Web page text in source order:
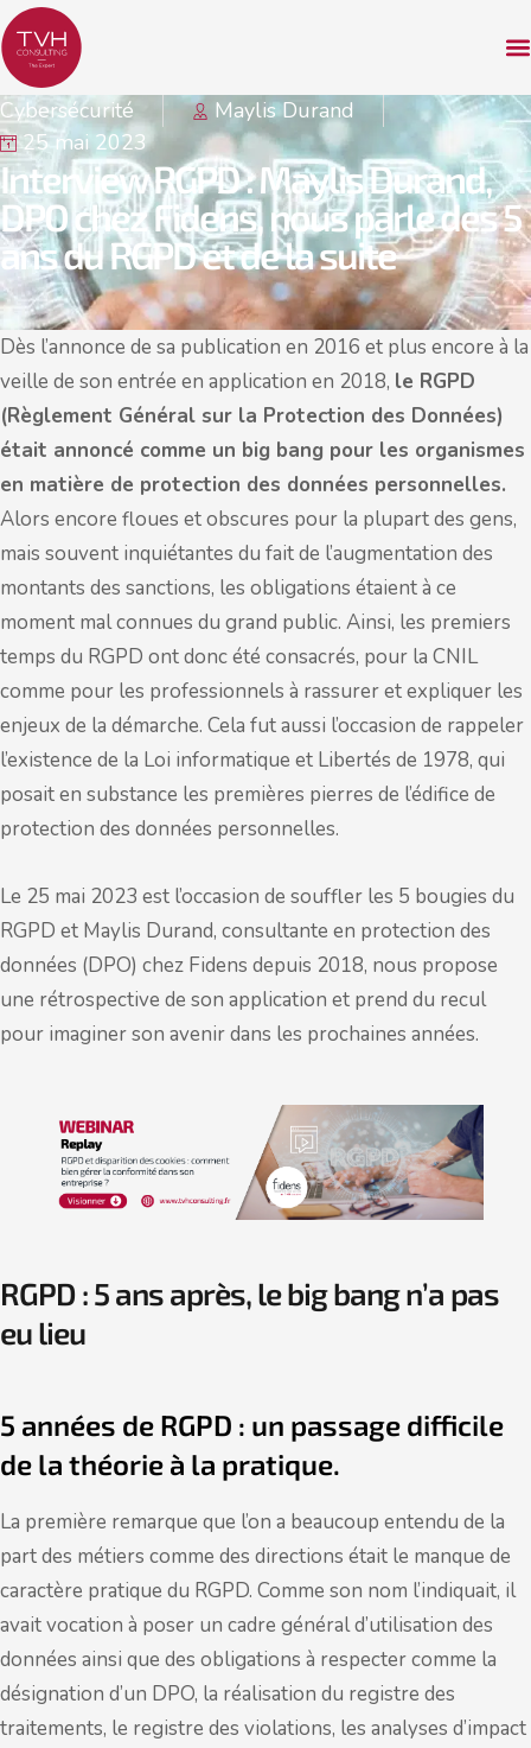
Cybersécurité
Maylis Durand
25 mai 2023
Interview RGPD : Maylis Durand,
DPO chez Fidens, nous parle des 5
ans du RGPD et de la suite
Dès l’annonce de sa publication en 2016 et plus encore à la
veille de son entrée en application en 2018, le RGPD
(Règlement Général sur la Protection des Données)
était annoncé comme un big bang pour les organismes
en matière de protection des données personnelles.
Alors encore floues et obscures pour la plupart des gens,
mais souvent inquiétantes du fait de l’augmentation des
montants des sanctions, les obligations étaient à ce
moment mal connues du grand public. Ainsi, les premiers
temps du RGPD ont donc été consacrés, pour la CNIL
comme pour les professionnels à rassurer et expliquer les
enjeux de la démarche. Cela fut aussi l’occasion de rappeler
l’existence de la Loi informatique et Libertés de 1978, qui
posait en substance les premières pierres de l’édifice de
protection des données personnelles.
Le 25 mai 2023 est l’occasion de souffler les 5 bougies du
RGPD et Maylis Durand, consultante en protection des
données (DPO) chez Fidens depuis 2018, nous propose
une rétrospective de son application et prend du recul
pour imaginer son avenir dans les prochaines années.
RGPD : 5 ans après, le big bang n’a pas
eu lieu
5 années de RGPD : un passage difficile
de la théorie à la pratique.
La première remarque que l’on a beaucoup entendu de la
part des métiers comme des directions était le manque de
caractère pratique du RGPD. Comme son nom l’indiquait, il
avait vocation à poser un cadre général d’utilisation des
données ainsi que des obligations à respecter comme la
désignation d’un DPO, la réalisation du registre des
traitements, le registre des violations, les analyses d’impact